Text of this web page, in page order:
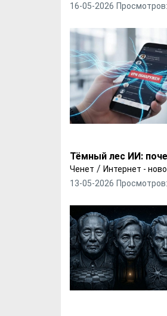
16-05-2026
Тёмный лес ИИ:
Ченет / Интернет -
13-05-2026